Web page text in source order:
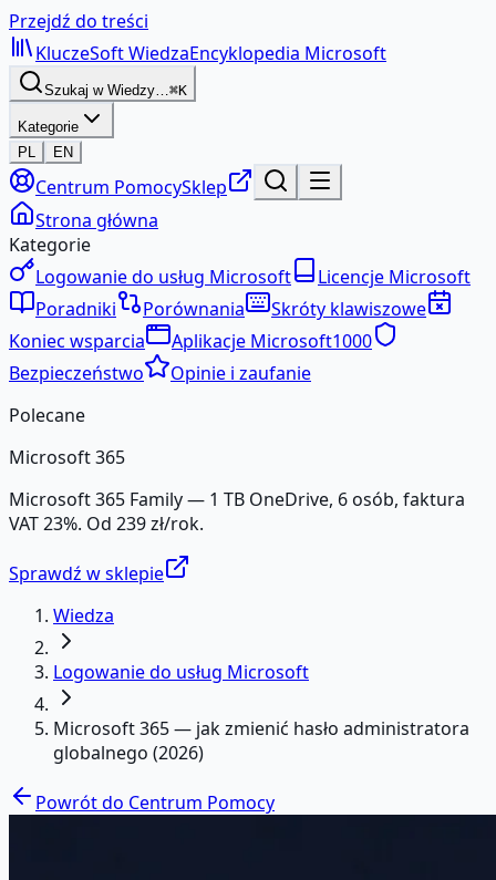
Przejdź do treści
KluczeSoftWiedzaEncyklopedia Microsoft
Szukaj w Wiedzy…⌘K
Kategorie
PL
EN
Centrum PomocySklep
Strona główna
Kategorie
Logowanie do usług Microsoft
Licencje Microsoft
Poradniki
Porównania
Skróty klawiszowe
Koniec wsparcia
Aplikacje Microsoft1000
Bezpieczeństwo
Opinie i zaufanie
Polecane
Microsoft 365
Microsoft 365 Family — 1 TB OneDrive, 6 osób, faktura
VAT 23%. Od 239 zł/rok.
Sprawdź w sklepie
Wiedza
Logowanie do usług Microsoft
Microsoft 365 — jak zmienić hasło administratora
globalnego (2026)
Powrót do Centrum Pomocy